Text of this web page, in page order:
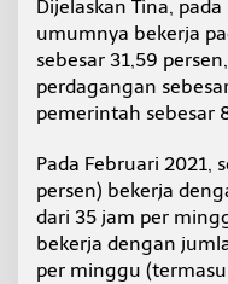
Dijelaskan Tina,
umumnya bekerja
sebesar 31,59
perdagangan
pemerintah sebesar
Pada Februari 2021,
persen) bekerja
dari 35 jam per
bekerja dengan
per minggu